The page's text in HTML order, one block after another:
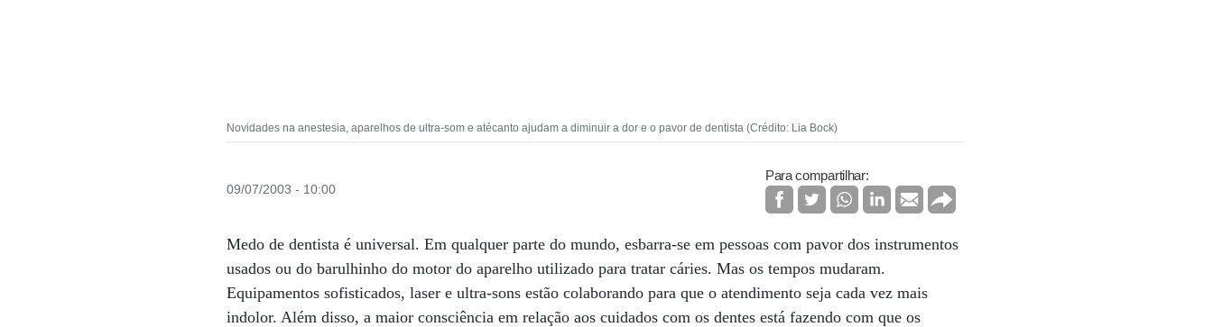
Novidades na anestesia, aparelhos de ultra-som e atécanto ajudam a diminuir a dor e o pavor de dentista (Crédito: Lia Bock)
09/07/2003 - 10:00
Para compartilhar:
Medo de dentista é universal. Em qualquer parte do mundo, esbarra-se em pessoas com pavor dos instrumentos
usados ou do barulhinho do motor do aparelho utilizado para tratar cáries. Mas os tempos mudaram.
Equipamentos sofisticados, laser e ultra-sons estão colaborando para que o atendimento seja cada vez mais
indolor. Além disso, a maior consciência em relação aos cuidados com os dentes está fazendo com que os